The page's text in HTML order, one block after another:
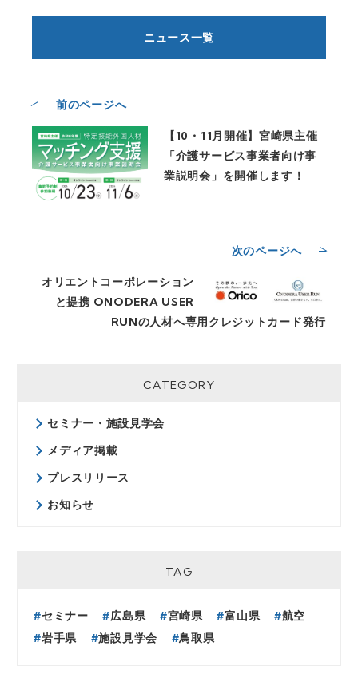
ニュース一覧
前のページへ
【10・11月開催】宮崎県主催
「介護サービス事業者向け事
業説明会」を開催します！
次のページへ
オリエントコーポレーション
と提携 ONODERA USER
RUNの人材へ専用クレジットカード発行
CATEGORY
セミナー・施設見学会
メディア掲載
プレスリリース
お知らせ
TAG
セミナー 広島県 宮崎県 富山県
航空
岩手県
施設見学会 鳥取県